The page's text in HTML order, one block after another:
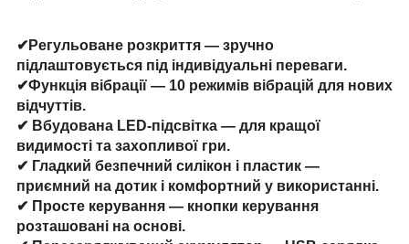
✔ Регульоване розкриття — зручно
підлаштовується під індивідуальні переваги.
✔Функція вібрації — 10 режимів вібрацій для нових
відчуттів.
✔ Вбудована LED-підсвітка — для кращої
видимості та захопливої гри.
✔ Гладкий безпечний силікон і пластик —
приємний на дотик і комфортний у використанні.
✔ Просте керування — кнопки керування
розташовані на основі.